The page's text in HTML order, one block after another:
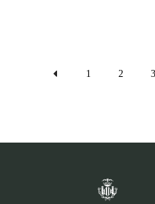
1 2 3